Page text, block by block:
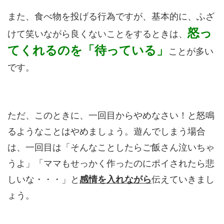
また、食べ物を投げる行為ですが、基本的に、ふざ
けて笑いながら良くないことをするときは、 怒っ
てくれるのを「待っている」
ことが多い
です。
ただ、このときに、一回目からやめなさい！と怒鳴
るようなことはやめましょう。遊んでしまう場合
は、一回目は「そんなことしたらご飯さん泣いちゃ
うよ」「ママもせっかく作ったのにポイされたら悲
しいな・・・」と 感情を入れながら伝えていきまし
ょう。